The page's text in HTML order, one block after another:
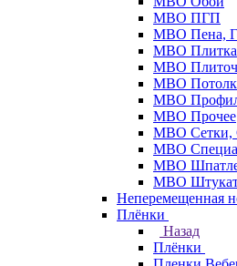
МВО ПГП
МВО Пена,
МВО Плитка
МВО
МВО
МВО
МВО Прочее
МВО Сетки,
МВО
МВО
МВО
Неперемещенная
Плёнки
Назад
Плёнки